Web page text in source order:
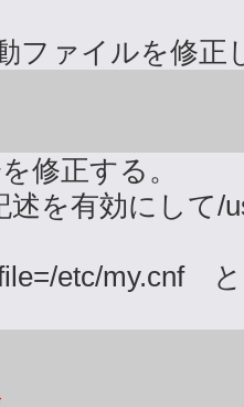
ファイルを修正
修正する。
述を有効にして/
etc/my.cnf